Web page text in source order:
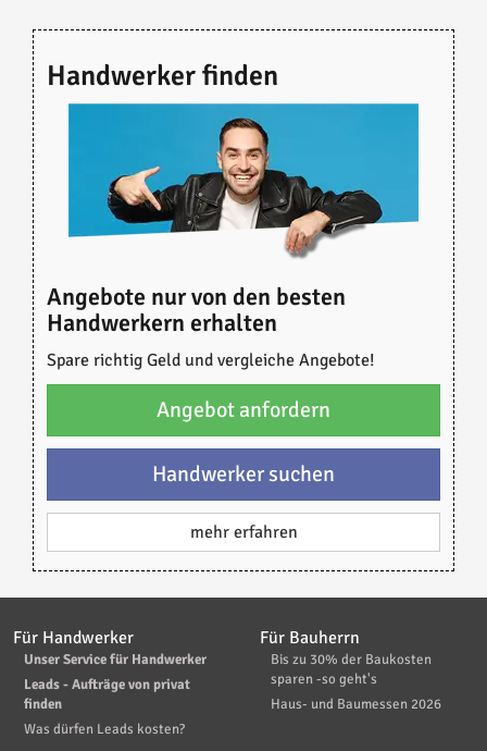
Handwerker finden
Angebote nur von den besten
Handwerkern erhalten
Spare richtig Geld und vergleiche Angebote!
Angebot anfordern
Handwerker suchen
mehr erfahren
Für Handwerker
Unser Service für Handwerker
Leads - Aufträge von privat
finden
Was dürfen Leads kosten?
Für Bauherrn
Bis zu 30% der Baukosten
sparen -so geht's
Haus- und Baumessen 2026